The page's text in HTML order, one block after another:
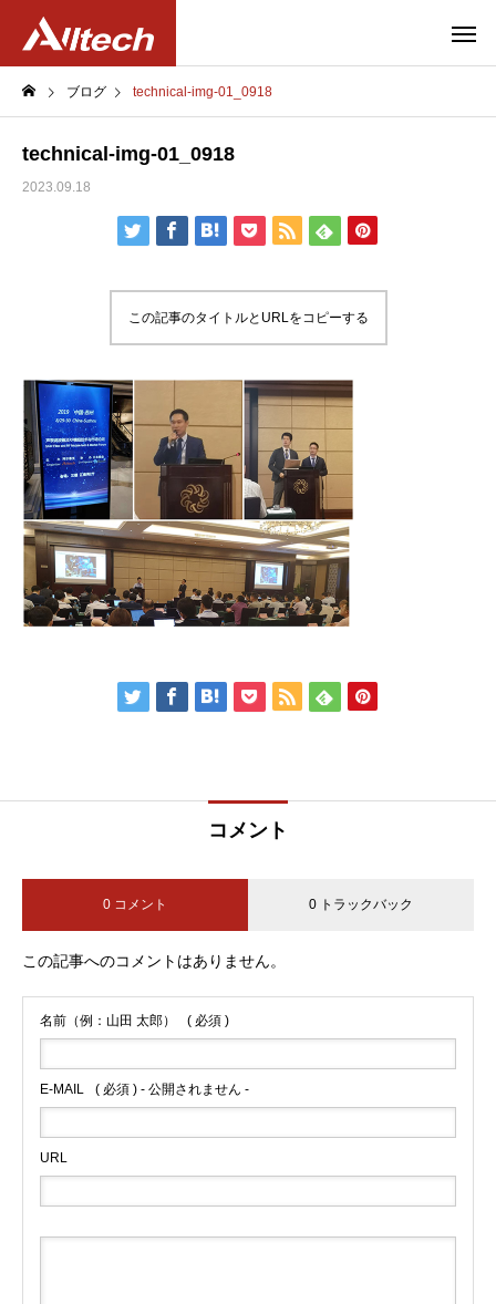
ブログ technical-img-01_0918
technical-img-01_0918
2023.09.18
この記事のタイトルとURLをコピーする
コメント
0 コメント 0 トラックバック
この記事へのコメントはありません。
名前（例：山田 太郎） ( 必須 )
E-MAIL ( 必須 ) - 公開されません -
URL